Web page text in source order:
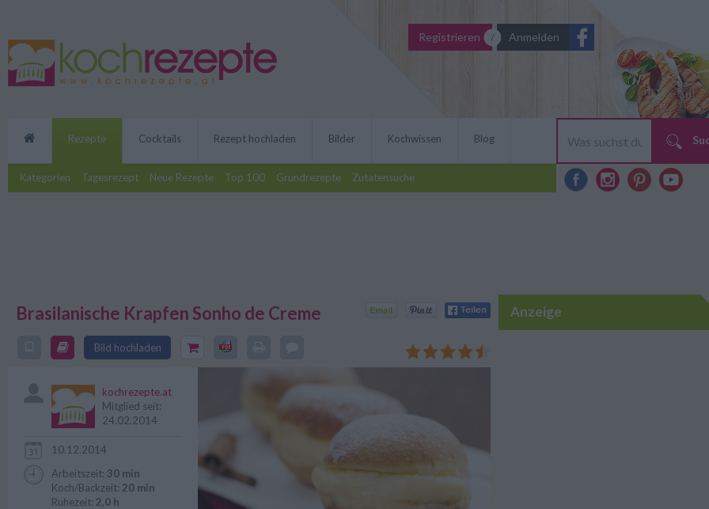
Registrieren Anmelden
Rezepte
Kategorien Tagesrezept Neue Rezepte Top 100 Grundrezepte Zutatensuche
Cocktails Rezept hochladen Bilder Kochwissen Blog
Brasilanische Krapfen Sonho de Creme
Bild hochladen
Geheimnis des Rezepts für die köstlichen brasilianischen
Krapfen Sonho de Creme.
kochrezepte.at
Mitglied seit:
24.02.2014
10.12.2014
Arbeitszeit: 30 min
Koch/Backzeit: 20 min
Ruhezeit: 2,0 h
Anzeige